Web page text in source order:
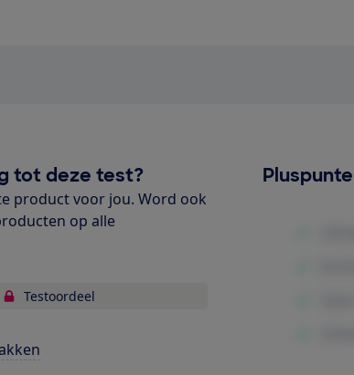
tot deze test?
product voor jou. Word ook
op alle
Testoordeel